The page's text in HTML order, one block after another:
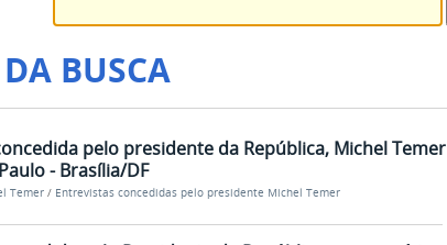
BUSCA
pelo presidente da República, Michel Temer,
- Brasília/DF
Temer / Entrevistas concedidas pelo presidente Michel Temer